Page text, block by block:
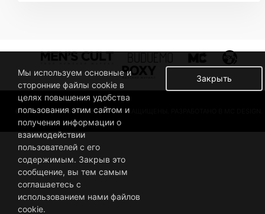
© 2019 BUSINESSMAN. ВСЕ ПРАВА ЗАЩИЩЕНЫ. РАЗРАБОТАНО В MC DESIGN.
Закрыть
Мы используем основные и
сторонние файлы cookie в
целях повышения удобства
пользования этим сайтом и
получения информации о
взаимодействии
пользователей с его
содержимым. Закрыв это
сообщение, вы тем самым
соглашаетесь с
использованием нами файлов
cookie.